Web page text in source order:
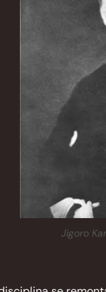
Jigoro